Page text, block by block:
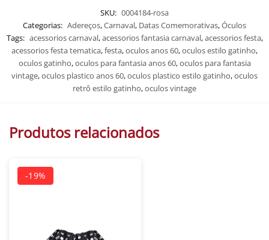
SKU: 0004184-rosa
Categorias: Adereços,Carnaval, Datas Comemorativas,Óculos
Tags: acessorios carnaval,acessorios fantasia carnaval,acessorios festa,
acessorios festa tematica,festa,oculos anos 60,oculos estilo gatinho,
oculos gatinho,oculos para fantasia anos 60,oculos para fantasia
vintage,oculos plastico anos 60,oculos plastico estilo gatinho,oculos
retrô estilo gatinho,oculos vintage
Produtos relacionados